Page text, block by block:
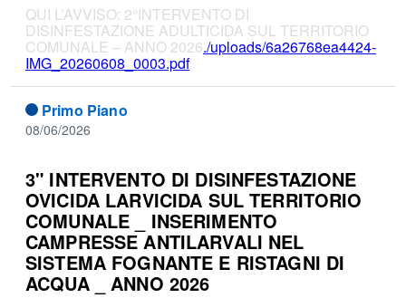
QUI L’AVVISO: 2°INTERVENTO DI
DISINFESTAZIONE ADULTICIDA SUL TERRITORIO
COMUNALE – ANNO 2026./uploads/6a26768ea4424-
IMG_20260608_0003.pdf
Primo Piano
08/06/2026
3" INTERVENTO DI DISINFESTAZIONE
OVICIDA LARVICIDA SUL TERRITORIO
COMUNALE _ INSERIMENTO
CAMPRESSE ANTILARVALI NEL
SISTEMA FOGNANTE E RISTAGNI DI
ACQUA _ ANNO 2026